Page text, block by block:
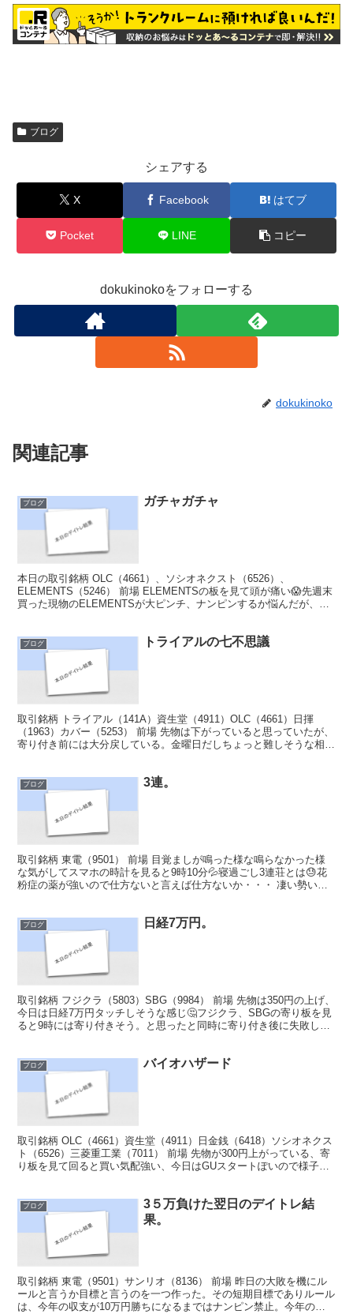
ブログ
シェアする
X Facebook はてブ
Pocket LINE コピー
dokukinokoをフォローする
dokukinoko
関連記事
ブログ ガチャガチャ
本日の取引銘柄 OLC（4661）、ソシオネクスト（6526）、
ELEMENTS（5246） 前場 ELEMENTSの板を見て頭が痛い😱先週末
買った現物のELEMENTSが大ピンチ、ナンピンするか悩んだが、こ
ブログ トライアルの七不思議
取引銘柄 トライアル（141A）資生堂（4911）OLC（4661）日揮
（1963）カバー（5253） 前場 先物は下がっていると思っていたが、
寄り付き前には大分戻している。金曜日だしちょっと難しそうな相場
ブログ 3連。
取引銘柄 東電（9501） 前場 目覚ましが鳴った様な鳴らなかった様
な気がしてスマホの時計を見ると9時10分💦寝過ごし3連荘とは😓花
粉症の薬が強いので仕方ないと言えば仕方ないか・・・ 凄い勢いで
ブログ 日経7万円。
取引銘柄 フジクラ（5803）SBG（9984） 前場 先物は350円の上げ、
今日は日経7万円タッチしそうな感じ🤔フジクラ、SBGの寄り板を見
ると9時には寄り付きそう。と思ったと同時に寄り付き後に失敗して
ブログ バイオハザード
取引銘柄 OLC（4661）資生堂（4911）日金銭（6418）ソシオネクス
ト（6526）三菱重工業（7011） 前場 先物が300円上がっている、寄
り板を見て回ると買い気配強い、今日はGUスタートぽいので様子見
ブログ
3５万負けた翌日のデイトレ結
果。
取引銘柄 東電（9501）サンリオ（8136） 前場 昨日の大敗を機にル
ールと言うか目標と言うのを一つ作った。その短期目標でありルール
は、今年の収支が10万円勝ちになるまではナンピン禁止。今年の負